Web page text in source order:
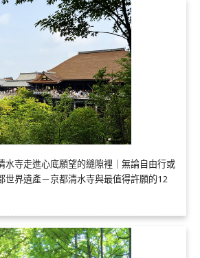
水寺走進心底願望的縫隙裡｜無論自由行或
世界遺產－京都清水寺與最值得許願的12